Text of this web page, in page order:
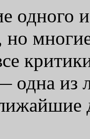
одного
но
одна из